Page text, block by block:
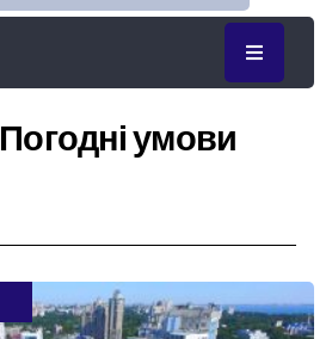
Погодні умови